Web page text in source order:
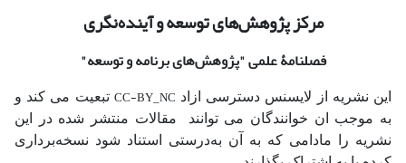
مرکز پژوهش‌های توسعه و آینده‌نگری
فصلنامۀ علمی"پژوهش‌های برنامه و توسعه"
این نشریه از لایسنس دسترسی ازاد CC-BY_NC تبعیت می کند و
به موجب ان خوانندگان می توانند مقالات منتشر شده در این
نشریه را مادامی که به آن‌ به‌درستی استناد شود نسخه‌برداری